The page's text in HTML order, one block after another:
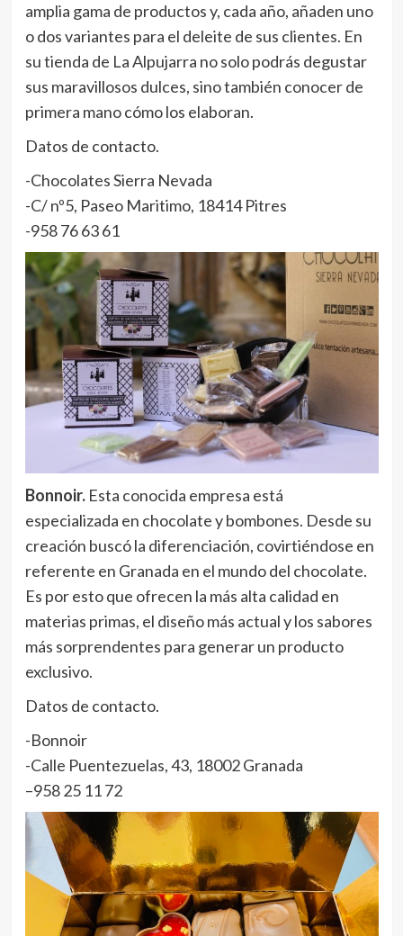
amplia gama de productos y, cada año, añaden uno
o dos variantes para el deleite de sus clientes. En
su tienda de La Alpujarra no solo podrás degustar
sus maravillosos dulces, sino también conocer de
primera mano cómo los elaboran.
Datos de contacto.
-Chocolates Sierra Nevada
-C/ nº5, Paseo Maritimo, 18414 Pitres
-958 76 63 61
Bonnoir.Esta conocida empresa está
especializada en chocolate y bombones. Desde su
creación buscó la diferenciación, covirtiéndose en
referente en Granada en el mundo del chocolate.
Es por esto que ofrecen la más alta calidad en
materias primas, el diseño más actual y los sabores
más sorprendentes para generar un producto
exclusivo.
Datos de contacto.
-Bonnoir
-Calle Puentezuelas, 43, 18002 Granada
–958 25 11 72